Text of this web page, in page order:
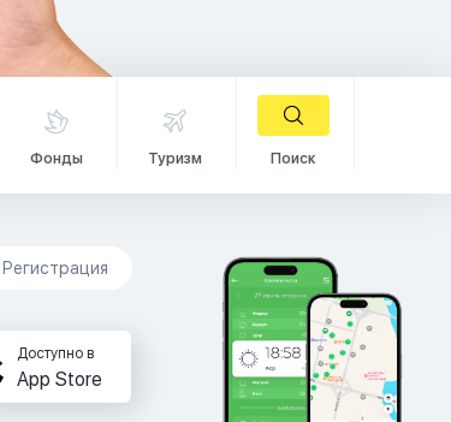
Фонды Туризм Поиск
Регистрация
Доступно в
App Store